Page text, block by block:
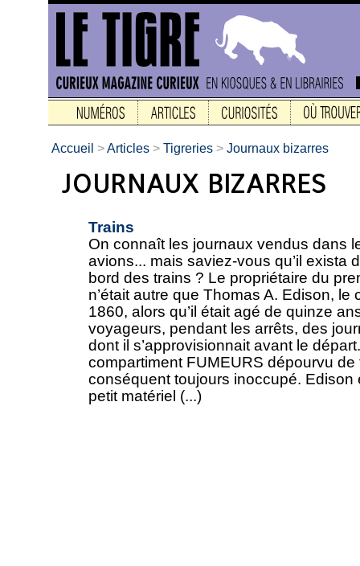
Accueil >Articles > Tigreries > Journaux bizarres
Trains
On connaît les journaux vendus dans
avions... mais saviez-vous qu’il exista
bord des trains ? Le propriétaire du
n’était autre que Thomas A. Edison, le
1860, alors qu’il était agé de quinze
voyageurs, pendant les arrêts, des
dont il s’approvisionnait avant le
compartiment FUMEURS dépourvu de
conséquent toujours inoccupé. Edison
petit matériel (...)